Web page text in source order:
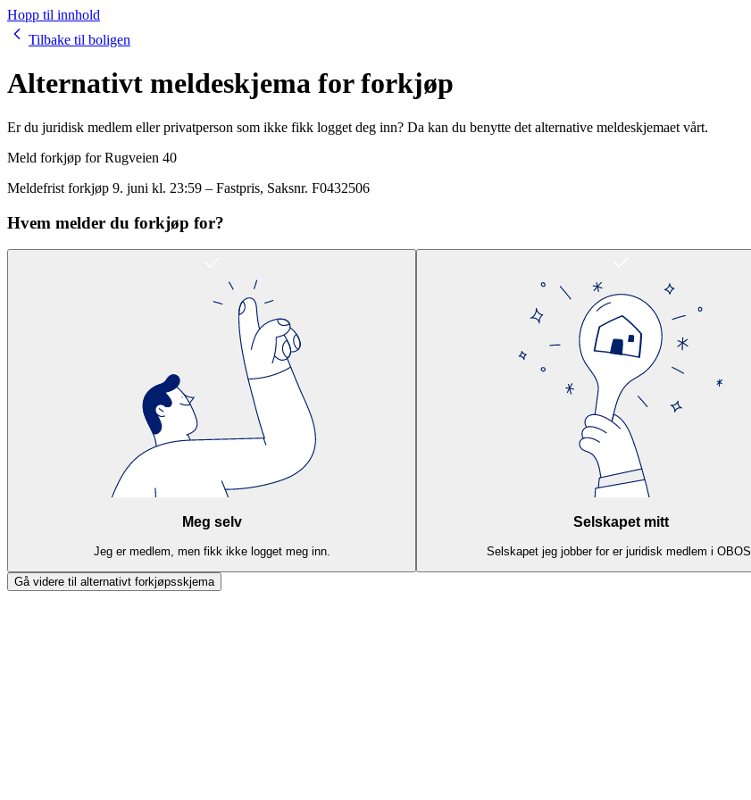
Hopp til innhold
Tilbake til boligen
Alternativt meldeskjema for forkjøp
Er du juridisk medlem eller privatperson som ikke fikk logget deg inn? Da kan du benytte det alternative meldeskjemaet vårt.
Meld forkjøp forRugveien 40
Meldefrist forkjøp 9. juni kl. 23:59 – Fastpris, Saksnr. F0432506
Hvem melder du forkjøp for?
Meg selv
Jeg er medlem, men fikk ikke logget meg inn.
Selskapet mitt
Selskapet jeg jobber for er juridisk medlem i OBOS.
Gå videre til alternativt forkjøpsskjema